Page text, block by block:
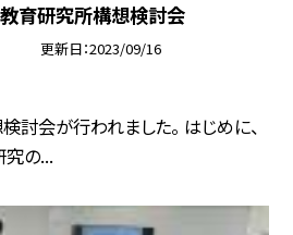
教育研究所構想検討会
更新日 2023/09/16
討会が行われました。 はじめに、
究の...